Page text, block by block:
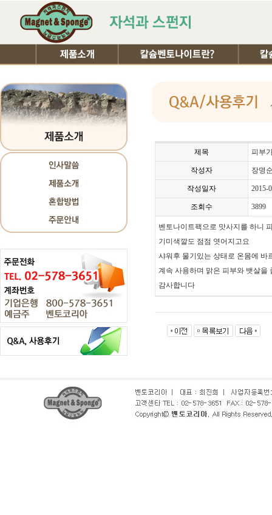
제목 피부
작성자 장명
작성일자 2015-
조회수 3899
벤토나이트팩으로 맛사지를 하니
기미색깔도 점점 엿어지고요
샤워후 물기있는 상태로 온몸에 바
계속 사용하며 맑은 피부와 뱃살을
감사합니다